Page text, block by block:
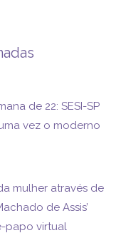
de 22: SESI-SP
vez o moderno
mulher através de
de Assis’
papo virtual